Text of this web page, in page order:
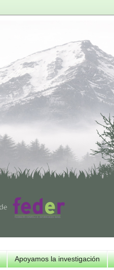
Apoyamos la investigación